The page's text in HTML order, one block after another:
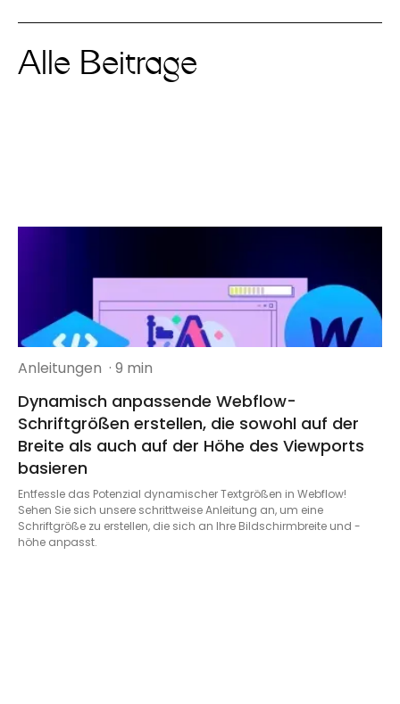
Alle Beiträge
Anleitungen · 9 min
Dynamisch anpassende Webflow-
Schriftgrößen erstellen, die sowohl auf der
Breite als auch auf der Höhe des Viewports
basieren
Entfessle das Potenzial dynamischer Textgrößen in Webflow!
Sehen Sie sich unsere schrittweise Anleitung an, um eine
Schriftgröße zu erstellen, die sich an Ihre Bildschirmbreite und -
höhe anpasst.